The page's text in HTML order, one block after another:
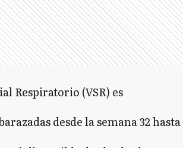
Respiratorio (VSR) es
desde la semana 32 hasta